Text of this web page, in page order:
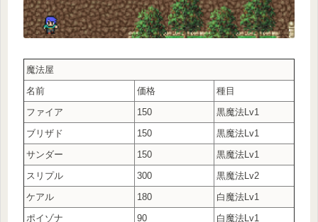
魔法屋
名前
価格
種目
ファイア
150
黒魔法Lv1
ブリザド
150
黒魔法Lv1
サンダー
150
黒魔法Lv1
スリプル
300
黒魔法Lv2
ケアル
180
白魔法Lv1
ポイゾナ
90
白魔法Lv1